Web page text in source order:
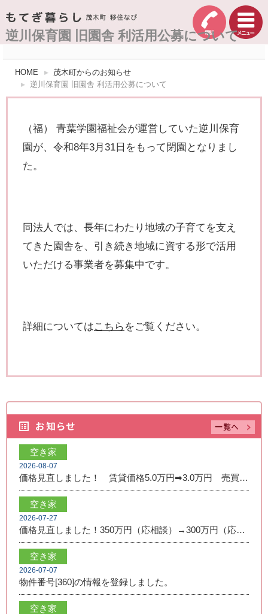
逆川保育園 旧園舎 利活用公募について
HOME
茂木町からのお知らせ
逆川保育園 旧園舎 利活用公募について
（福） 青葉学園福祉会が運営していた逆川保育
園が、令和8年3月31日をもって閉園となりまし
た。
同法人では、長年にわたり地域の子育てを支え
てきた園舎を、引き続き地域に資する形で活用
いただける事業者を募集中です。
詳細についてはこちら をご覧ください。
空き家
2026-08-07
価格見直しました！ 賃貸価格5.0万円➡3.0万円 売買価格350万円➡250万円
空き家
2026-07-27
価格見直しました！350万円（応相談）→300万円（応相談）
空き家
2026-07-07
物件番号[360]の情報を登録しました。
空き家